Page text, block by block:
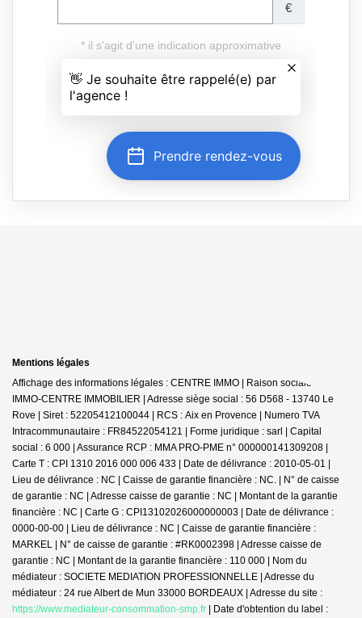
Mentions légales
Affichage des informations légales : CENTRE IMMO | Raison sociale : JDG
IMMO-CENTRE IMMOBILIER | Adresse siège social : 56 D568 - 13740 Le
Rove | Siret : 52205412100044 | RCS : Aix en Provence | Numero TVA
Intracommunautaire : FR84522054121 | Forme juridique : sarl | Capital
social : 6 000 | Assurance RCP : MMA PRO-PME n° 000000141309208 |
Carte T : CPI 1310 2016 000 006 433 | Date de délivrance : 2010-05-01 |
Lieu de délivrance : NC | Caisse de garantie financière : NC. | N° de caisse
de garantie : NC | Adresse caisse de garantie : NC | Montant de la garantie
financière : NC | Carte G : CPI13102026000000003 | Date de délivrance :
0000-00-00 | Lieu de délivrance : NC | Caisse de garantie financière :
MARKEL | N° de caisse de garantie : #RK0002398 | Adresse caisse de
garantie : NC | Montant de la garantie financière : 110 000 | Nom du
médiateur : SOCIETE MEDIATION PROFESSIONNELLE | Adresse du
médiateur : 24 rue Albert de Mun 33000 BORDEAUX | Adresse du site :
https://www.mediateur-consommation-smp.fr | Date d'obtention du label :